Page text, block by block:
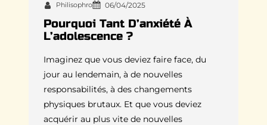
Philisophro 06/04/2025
Pourquoi Tant D’anxiété À
L’adolescence ?
Imaginez que vous deviez faire face, du
jour au lendemain, à de nouvelles
responsabilités, à des changements
physiques brutaux. Et que vous deviez
acquérir au plus vite de nouvelles